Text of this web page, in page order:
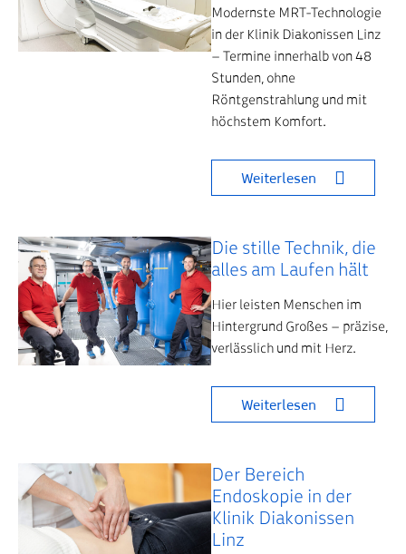
Modernste MRT-Technologie
in der Klinik Diakonissen Linz
– Termine innerhalb von 48
Stunden, ohne
Röntgenstrahlung und mit
höchstem Komfort.
Weiterlesen
Die stille Technik, die
alles am Laufen hält
Hier leisten Menschen im
Hintergrund Großes – präzise,
verlässlich und mit Herz.
Weiterlesen
Der Bereich
Endoskopie in der
Klinik Diakonissen
Linz